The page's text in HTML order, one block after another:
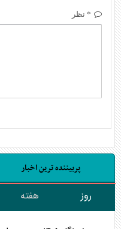
* نظر
پربیننده ترین اخبار
روز هفته